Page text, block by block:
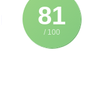
81
/ 100